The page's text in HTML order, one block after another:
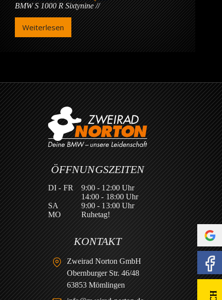
BMW S 1000 R Sixtynine
Weiterlesen
BMW
1000
ÖFFNUNGSZEITEN
DI - FR
9:00 - 12:00 Uhr
14:00 - 18:00 Uhr
SA
9:00 - 13:00 Uhr
MO
Ruhetag!
KONTAKT
Zweirad Norton GmbH
Obernburger Str. 46/48
63853 Mömlingen